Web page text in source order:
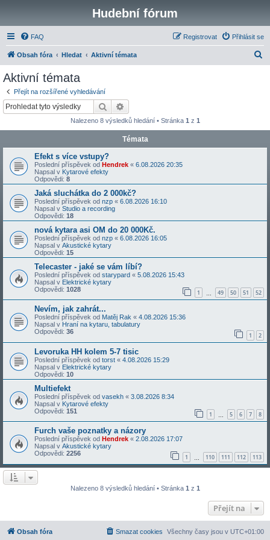
Hudební fórum
FAQ Přihlásit se
Registrovat
Obsah fóra Hledat Aktivní témata
Aktivní témata
Přejít na rozšířené vyhledávání
Hledat
Nalezeno 8 výsledků hledání • Stránka 1 z 1
Témata
Efekt s více vstupy?
Poslední příspěvek od Hendrek « 6.08.2026 20:35
Napsal v Kytarové efekty
Odpovědi: 8
Jaká sluchátka do 2 000kč?
Poslední příspěvek od nzp « 6.08.2026 16:10
Napsal v Studio a recording
Odpovědi: 18
nová kytara asi OM do 20 000Kč.
Poslední příspěvek od nzp « 6.08.2026 16:05
Napsal v Akustické kytary
Odpovědi: 15
Telecaster - jaké se vám líbí?
Poslední příspěvek od starypard « 5.08.2026 15:43
Napsal v Elektrické kytary
Odpovědi: 1028 1 49 50 51 52
Nevím, jak zahrát...
Poslední příspěvek od Matěj Rak « 4.08.2026 15:36
Napsal v Hraní na kytaru, tabulatury
Odpovědi: 36 1 2
Levoruka HH kolem 5-7 tisic
Poslední příspěvek od torst « 4.08.2026 15:29
Napsal v Elektrické kytary
Odpovědi: 10
Multiefekt
Poslední příspěvek od vasekh « 3.08.2026 8:34
Napsal v Kytarové efekty
Odpovědi: 151 1 5 6 7 8
Furch vaše poznatky a názory
Poslední příspěvek od Hendrek « 2.08.2026 17:07
Napsal v Akustické kytary
Odpovědi: 2256 1 110 111 112 113
Nalezeno 8 výsledků hledání • Stránka 1 z 1
Přejít na
Obsah fóra Všechny časy jsou v UTC+01:00
Smazat cookies